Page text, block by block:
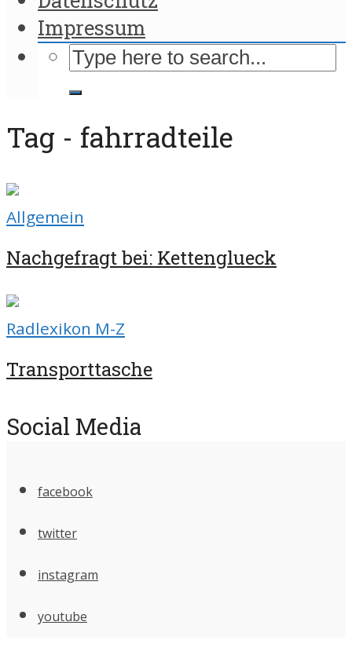
Impressum
Tag - fahrradteile
Allgemein
Nachgefragt bei: Kettenglueck
Radlexikon M-Z
Transporttasche
Social Media
facebook
twitter
instagram
youtube